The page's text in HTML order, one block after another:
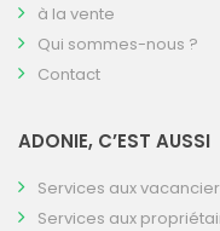
à la vente
Qui sommes-nous ?
Contact
ADONIE, C’EST AUSSI
Services aux
Services aux